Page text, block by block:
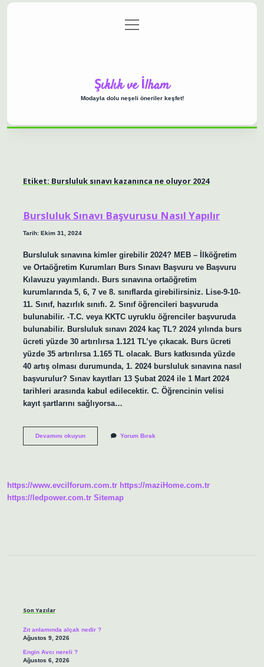
Gizlilik Politikası
menüyü
aç
Şıklık ve İlham
Modayla dolu neşeli öneriler keşfet!
Etiket: Bursluluk sınavı kazanınca ne oluyor 2024
Bursluluk Sınavı Başvurusu Nasıl Yapılır
Tarih: Ekim 31, 2024
Bursluluk sınavına kimler girebilir 2024? MEB – İlköğretim
ve Ortaöğretim Kurumları Burs Sınavı Başvuru ve Başvuru
Kılavuzu yayımlandı. Burs sınavına ortaöğretim
kurumlarında 5, 6, 7 ve 8. sınıflarda girebilirsiniz. Lise-9-10-
11. Sınıf, hazırlık sınıfı. 2. Sınıf öğrencileri başvuruda
bulunabilir. -T.C. veya KKTC uyruklu öğrenciler başvuruda
bulunabilir. Bursluluk sınavı 2024 kaç TL? 2024 yılında burs
ücreti yüzde 30 artırılırsa 1.121 TL’ye çıkacak. Burs ücreti
yüzde 35 artırılırsa 1.165 TL olacak. Burs katkısında yüzde
40 artış olması durumunda, 1. 2024 bursluluk sınavına nasıl
başvurulur? Sınav kayıtları 13 Şubat 2024 ile 1 Mart 2024
tarihleri ​​arasında kabul edilecektir. C. Öğrencinin velisi
kayıt şartlarını sağlıyorsa…
Devamını okuyunBursluluk
Yorum Bırak
https://www.evcilforum.com.tr https://maziHome.com.tr
https://ledpower.com.tr Sitemap
Son Yazılar
Zıt anlamında alçak nedir ?
Ağustos 9, 2026
Engin Avcı nereli ?
Ağustos 6, 2026